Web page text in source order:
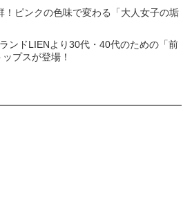
！ピンクの色味で変わる「大人女子の垢
ンドLIENより30代・40代のための「前
プスが登場！